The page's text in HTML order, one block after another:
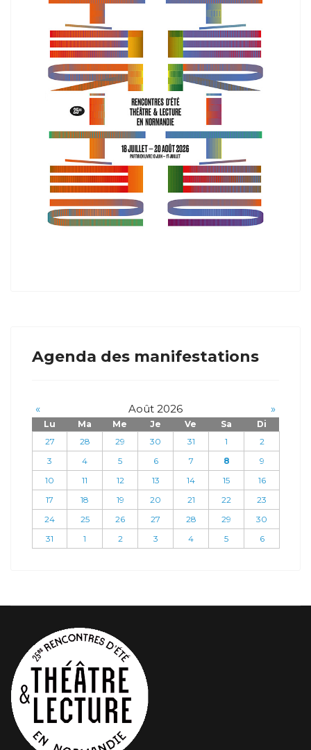
Agenda des manifestations
« Août 2026 »
Lu Ma Me Je Ve Sa
Di
27
28 29 30 31 1
2
3
4 5 6 7 8
9
10
11 12 13 14 15
16
17
18 19 20 21 22
23
24
25 26 27 28 29
30
31
1 2 3 4 5 6